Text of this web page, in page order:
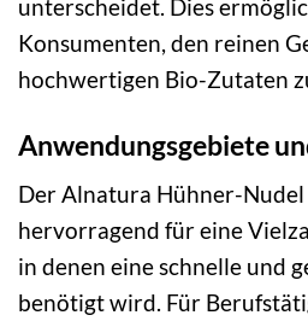
unterscheidet. Dies
Konsumenten, den reinen
hochwertigen Bio-Zutaten
Anwendungsgebiete
Der Alnatura Hühner-Nudel
hervorragend für eine
in denen eine schnelle und
benötigt wird. Für